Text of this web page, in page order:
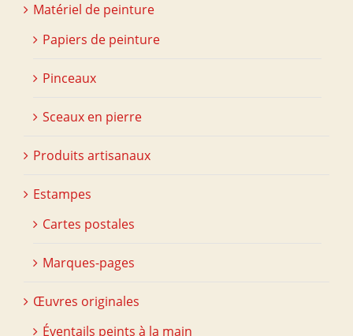
Matériel de peinture
Papiers de peinture
Pinceaux
Sceaux en pierre
Produits artisanaux
Estampes
Cartes postales
Marques-pages
Œuvres originales
Éventails peints à la main